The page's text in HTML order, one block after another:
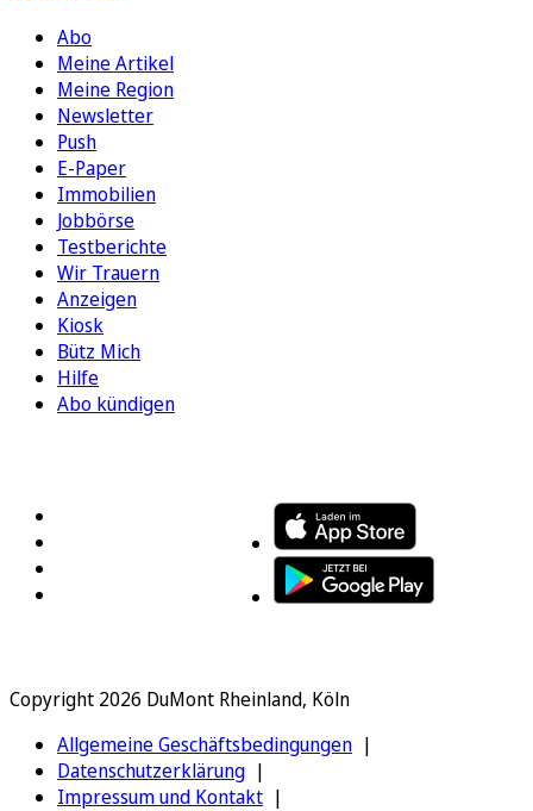
Abo
Meine Artikel
Meine Region
Newsletter
Push
E-Paper
Immobilien
Jobbörse
Testberichte
Wir Trauern
Anzeigen
Kiosk
Bütz Mich
Hilfe
Abo kündigen
Copyright 2026 DuMont Rheinland, Köln
Allgemeine Geschäftsbedingungen
Datenschutzerklärung
Impressum und Kontakt